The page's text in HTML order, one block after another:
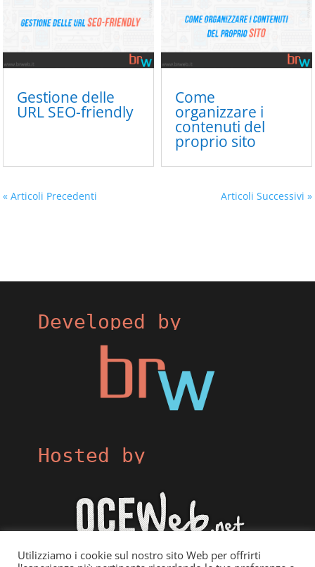
Gestione delle
URL SEO-friendly
Come
organizzare i
contenuti del
proprio sito
« Articoli Precedenti Articoli Successivi »
Developed by
Hosted by
Utilizziamo i cookie sul nostro sito Web per offrirti